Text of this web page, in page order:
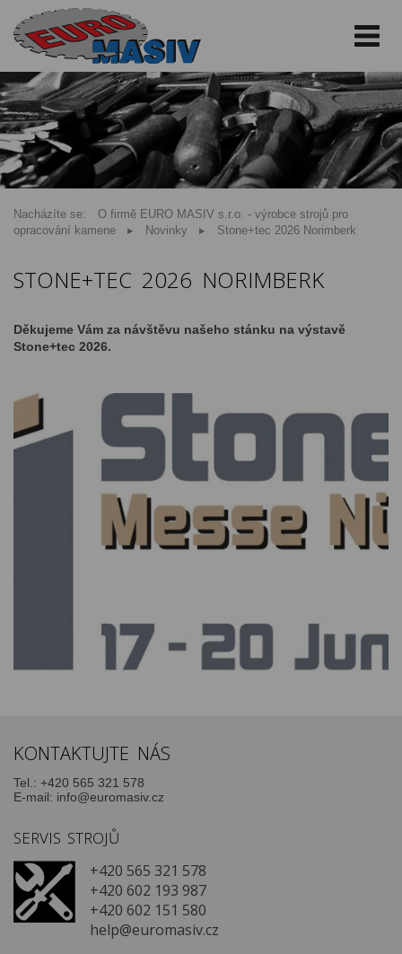
Nacházíte se:
O firmě EURO MASIV s.r.o. - výrobce strojů pro
opracování kamene
Novinky Stone+tec 2026 Norimberk
STONE+TEC 2026 NORIMBERK
Děkujeme Vám za návštěvu našeho stánku na výstavě
Stone+tec 2026.
KONTAKTUJTE NÁS
Tel.: +420 565 321 578
E-mail: info@euromasiv.cz
SERVIS STROJŮ
+420 565 321 578
+420 602 193 987
+420 602 151 580
help@euromasiv.cz